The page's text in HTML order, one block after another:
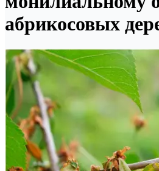
абрикосовых